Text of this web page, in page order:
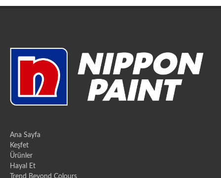
Ana Sayfa
Keşfet
Ürünler
Hayal Et
Trend Beyond Colours